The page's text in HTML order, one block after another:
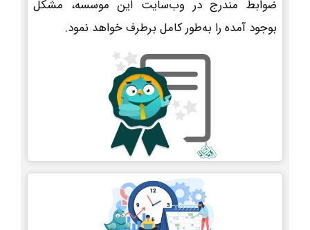
ضوابط مندرج در وب‌سایت این موسسه، مشکل
بوجود آمده را به‌طور کامل برطرف خواهد نمود.